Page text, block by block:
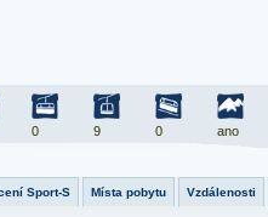
0 9 0 ano
Sport-S Místa pobytu Vzdálenosti